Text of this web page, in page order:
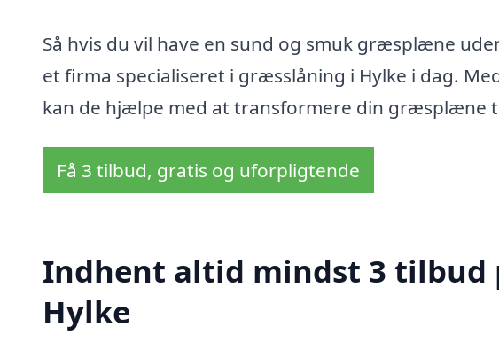
Så hvis du vil have en sund og smuk græsplæne
et firma specialiseret i græsslåning i Hylke i dag.
kan de hjælpe med at transformere din græsplæne
Få 3 tilbud, gratis og uforpligtende
Indhent altid mindst 3 tilbud
Hylke